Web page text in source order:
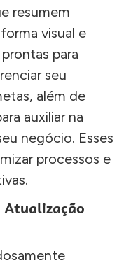
resumem
visual e
para
seu
além de
auxiliar na
negócio. Esses
processos e
Atualização